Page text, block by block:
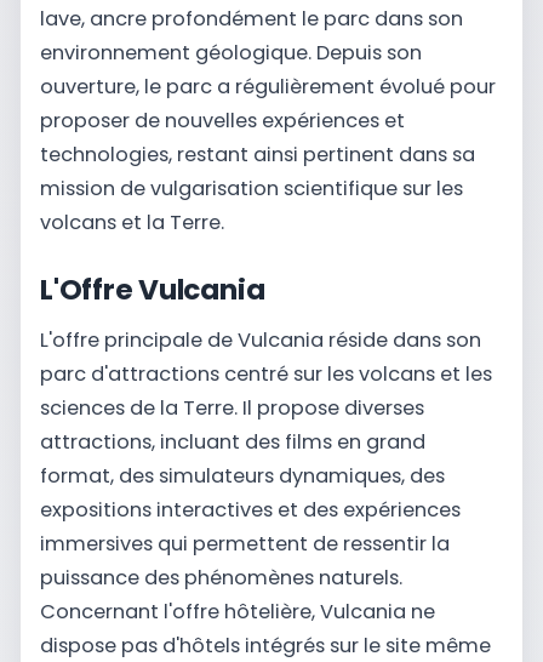
lave, ancre profondément le parc dans son
environnement géologique. Depuis son
ouverture, le parc a régulièrement évolué pour
proposer de nouvelles expériences et
technologies, restant ainsi pertinent dans sa
mission de vulgarisation scientifique sur les
volcans et la Terre.
L'Offre Vulcania
L'offre principale de Vulcania réside dans son
parc d'attractions centré sur les volcans et les
sciences de la Terre. Il propose diverses
attractions, incluant des films en grand
format, des simulateurs dynamiques, des
expositions interactives et des expériences
immersives qui permettent de ressentir la
puissance des phénomènes naturels.
Concernant l'offre hôtelière, Vulcania ne
dispose pas d'hôtels intégrés sur le site même